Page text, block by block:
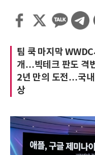
팀 쿡 마지막
개…빅테크 판도 격
2년 만의 도전…국내
상